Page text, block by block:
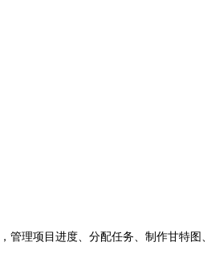
管理项目进度、分配任务、制作甘特图